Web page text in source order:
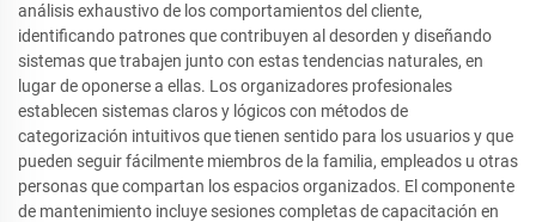
análisis exhaustivo de los comportamientos del cliente,
identificando patrones que contribuyen al desorden y diseñando
sistemas que trabajen junto con estas tendencias naturales, en
lugar de oponerse a ellas. Los organizadores profesionales
establecen sistemas claros y lógicos con métodos de
categorización intuitivos que tienen sentido para los usuarios y que
pueden seguir fácilmente miembros de la familia, empleados u otras
personas que compartan los espacios organizados. El componente
de mantenimiento incluye sesiones completas de capacitación en